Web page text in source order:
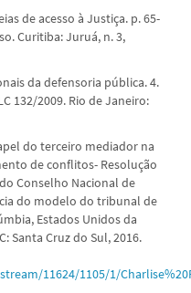
de acesso à Justiça. p. 65-
Curitiba: Juruá, n. 3,
da defensoria pública. 4.
132/2009. Rio de Janeiro:
do terceiro mediador na
de conflitos- Resolução
Conselho Nacional de
do modelo do tribunal de
Estados Unidos da
Santa Cruz do Sul, 2016.
11624/1105/1/